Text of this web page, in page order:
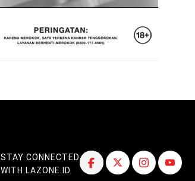
STAY CONNECTED
WITH LAZONE.ID